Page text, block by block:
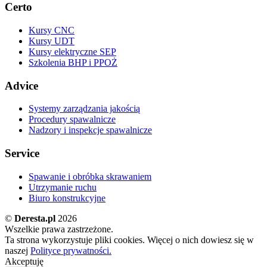
Certo
Kursy CNC
Kursy UDT
Kursy elektryczne SEP
Szkolenia BHP i PPOŻ
Advice
Systemy zarządzania jakością
Procedury spawalnicze
Nadzory i inspekcje spawalnicze
Service
Spawanie i obróbka skrawaniem
Utrzymanie ruchu
Biuro konstrukcyjne
© Deresta.pl 2026
Wszelkie prawa zastrzeżone.
Ta strona wykorzystuje pliki cookies. Więcej o nich dowiesz się w
naszej Polityce prywatności.
Akceptuję